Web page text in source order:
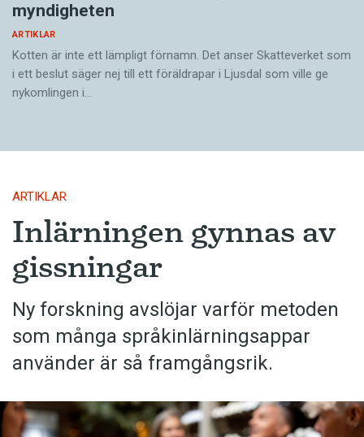
myndigheten
ARTIKLAR
Kotten är inte ett lämpligt förnamn. Det anser Skatte­verket som
i ett beslut säger nej till ett föräldra­par i Ljusdal som ville ge
nykomlingen i…
ARTIKLAR
Inlärningen gynnas av
gissningar
Ny forskning avslöjar varför metoden
som många språkinlärningsappar
använder är så framgångsrik.